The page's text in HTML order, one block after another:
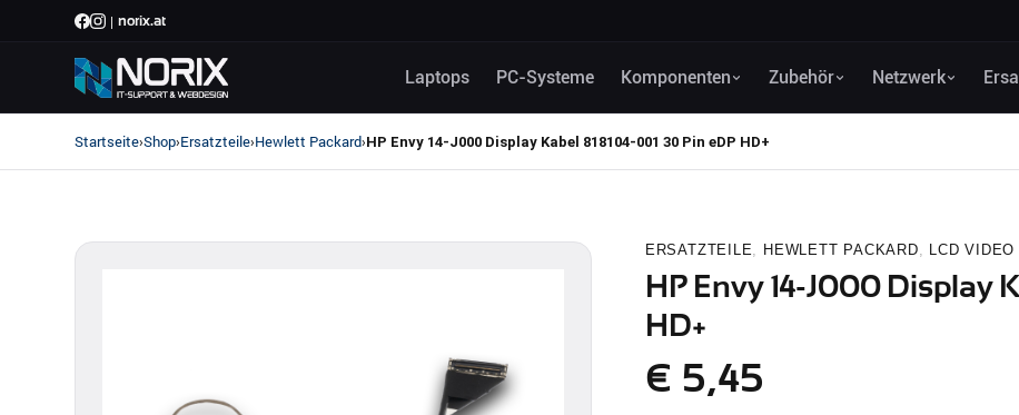
| norix.at
Laptops PC-Systeme Komponenten Zubehör Netzwerk
Startseite›Shop›Ersatzteile›Hewlett Packard›HP Envy 14-J000 Display Kabel 818104-001 30 Pin eDP HD+
ERSATZTEILE, HEWLETT PACKARD, LCD
HP Envy 14-J000 Display
HD+
€ 5,45